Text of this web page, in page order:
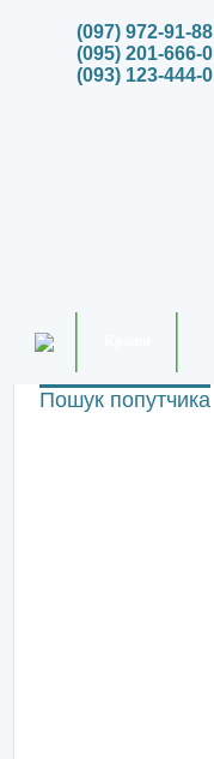
(097) 972-91-88
(095) 201-666-0
(093) 123-444-0
Пошук попутчика